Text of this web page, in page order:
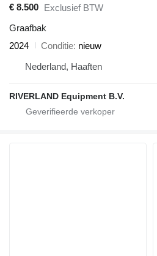
€ 8.500 Exclusief BTW
Graafbak
2024
Conditie nieuw
Nederland, Haaften
RIVERLAND Equipment B.V.